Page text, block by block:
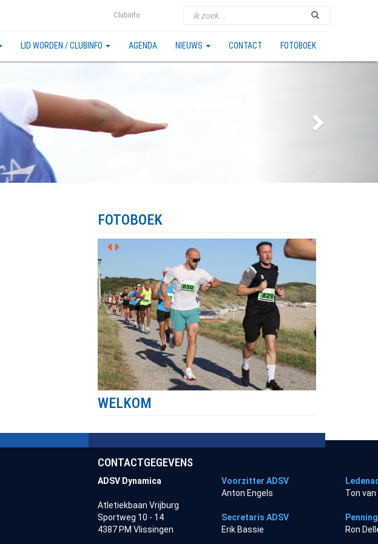
Clubinfo
LID WORDEN / CLUBINFO AGENDA NIEUWS CONTACT FOTOBOEK
FOTOBOEK
WELKOM
CONTACTGEGEVENS
ADSV Dynamica Voorzitter ADSV
Anton Engels
Ton
Atletiekbaan Vrijburg
Sportweg 10 - 14
Secretaris ADSV
4387 PM Vlissingen
Erik Bassie Ron